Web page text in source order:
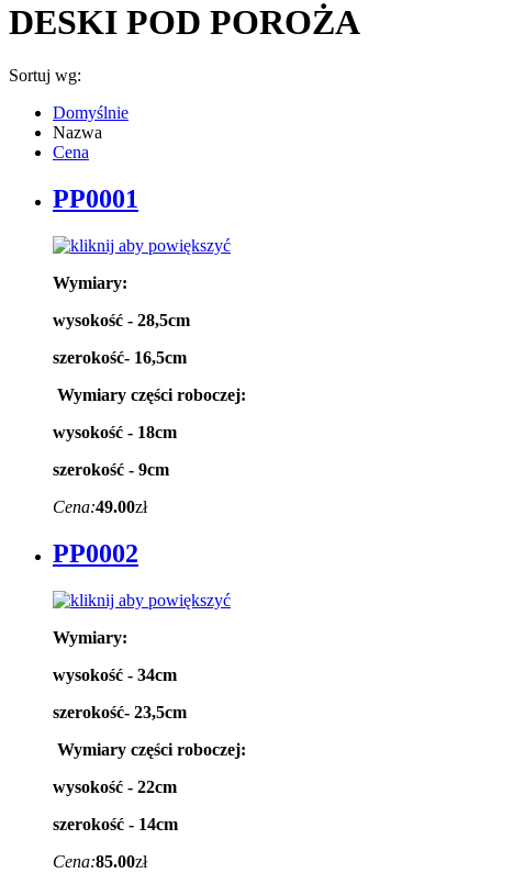
DESKI POD POROŻA
Sortuj wg:
Domyślnie
Nazwa
Cena
PP0001
Wymiary:
wysokość - 28,5cm
szerokość- 16,5cm
Wymiary części roboczej:
wysokość - 18cm
szerokość - 9cm
Cena:49.00zł
PP0002
Wymiary:
wysokość - 34cm
szerokość- 23,5cm
Wymiary części roboczej:
wysokość - 22cm
szerokość - 14cm
Cena:85.00zł